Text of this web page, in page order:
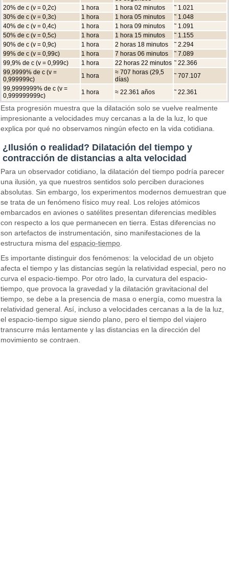
20% de c (v = 0,2c)
1 hora 1 hora 02 minutos
˜ 1.021
30% de c (v = 0,3c)
1 hora 1 hora 05 minutos
˜ 1.048
40% de c (v = 0,4c)
1 hora 1 hora 09 minutos
˜ 1.091
50% de c (v = 0,5c)
1 hora 1 hora 15 minutos
˜ 1.155
90% de c (v = 0,9c)
1 hora 2 horas 18 minutos
˜ 2.294
99% de c (v = 0,99c)
1 hora 7 horas 06 minutos
˜ 7.089
99,9% de c (v = 0,999c)
1 hora 22 horas 22 minutos ˜ 22.366
99,9999% de c (v =
0,999999c)
1 hora
≈ 707 horas (29,5
días)
˜ 707.107
99,9999999% de c (v =
0,999999999c)
1 hora ≈ 22.361 años ˜ 22.361
Esta progresión muestra que la dilatación solo se vuelve realmente
impresionante a velocidades muy cercanas a la de la luz, lo que
explica por qué no observamos ningún efecto en la vida cotidiana.
¿Ilusión o realidad? Dilatación del tiempo y
contracción de distancias a alta velocidad
Para un observador cotidiano, la dilatación del tiempo podría parecer
una ilusión, ya que nuestros sentidos solo perciben duraciones
absolutas. Sin embargo, los experimentos modernos demuestran que
se trata de un fenómeno físico muy real. Los relojes atómicos
embarcados en aviones o satélites presentan diferencias medibles
con respecto a los que permanecen en tierra. Estas diferencias no
son artefactos de instrumentación, sino manifestaciones de la
estructura misma delespacio-tiempo.
Es importante distinguir dos fenómenos: la velocidad de un objeto
afecta el tiempo y las distancias según la relatividad especial, pero no
curva el espacio-tiempo. Por otro lado, la curvatura del espacio-
tiempo, que provoca la gravedad y la dilatación gravitacional del
tiempo, se debe a la presencia de masa o energía, como muestra la
relatividad general. Así, incluso a velocidades cercanas a la de la luz,
el espacio-tiempo sigue siendo plano, pero el tiempo del viajero
transcurre más lentamente y las distancias en la dirección del
movimiento se contraen.